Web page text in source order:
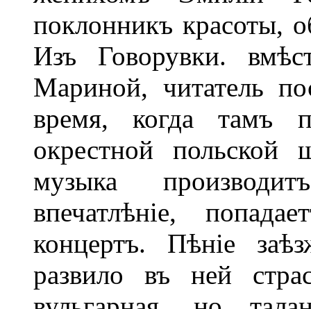
поклонникъ красоты,
Изъ Говорувки.
Мариной, читатель
время, когда тамъ
окрестной
музыка
впечатлѣніе,
концертъ. Пѣніе
развило въ ней